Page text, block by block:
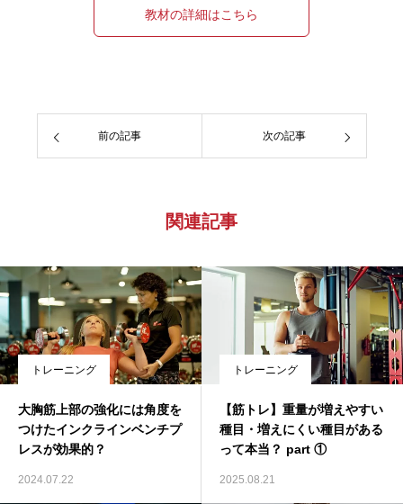
教材の詳細はこちら
前の記事 次の記事
関連記事
トレーニング
大胸筋上部の強化には角度を
つけたインクラインベンチプ
レスが効果的？
2024.07.22
トレーニング
【筋トレ】重量が増えやすい
種目・増えにくい種目がある
って本当？ part ①
2025.08.21